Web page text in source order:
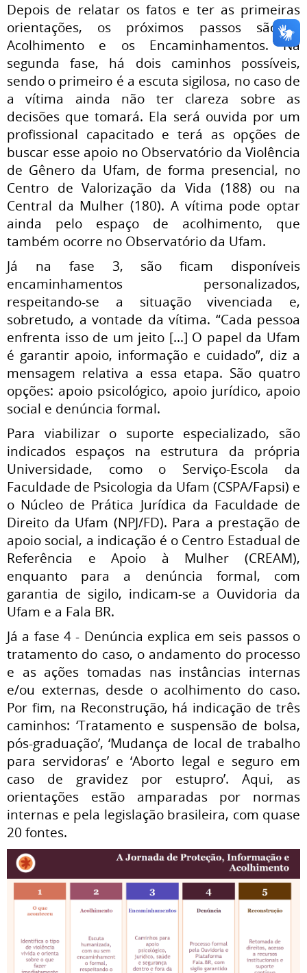
Depois de relatar os fatos e ter as primeiras
orientações, os próximos passos são o
Acolhimento e os Encaminhamentos. Na
segunda fase, há dois caminhos possíveis,
sendo o primeiro é a escuta sigilosa, no caso de
a vítima ainda não ter clareza sobre as
decisões que tomará. Ela será ouvida por um
profissional capacitado e terá as opções de
buscar esse apoio no Observatório da Violência
de Gênero da Ufam, de forma presencial, no
Centro de Valorização da Vida (188) ou na
Central da Mulher (180). A vítima pode optar
ainda pelo espaço de acolhimento, que
também ocorre no Observatório da Ufam.
Já na fase 3, são ficam disponíveis
encaminhamentos personalizados,
respeitando-se a situação vivenciada e,
sobretudo, a vontade da vítima. “Cada pessoa
enfrenta isso de um jeito [...] O papel da Ufam
é garantir apoio, informação e cuidado”, diz a
mensagem relativa a essa etapa. São quatro
opções: apoio psicológico, apoio jurídico, apoio
social e denúncia formal.
Para viabilizar o suporte especializado, são
indicados espaços na estrutura da própria
Universidade, como o Serviço-Escola da
Faculdade de Psicologia da Ufam (CSPA/Fapsi) e
o Núcleo de Prática Jurídica da Faculdade de
Direito da Ufam (NPJ/FD). Para a prestação de
apoio social, a indicação é o Centro Estadual de
Referência e Apoio à Mulher (CREAM),
enquanto para a denúncia formal, com
garantia de sigilo, indicam-se a Ouvidoria da
Ufam e a Fala BR.
Já a fase 4 - Denúncia explica em seis passos o
tratamento do caso, o andamento do processo
e as ações tomadas nas instâncias internas
e/ou externas, desde o acolhimento do caso.
Por fim, na Reconstrução, há indicação de três
caminhos: ‘Tratamento e suspensão de bolsa,
pós-graduação’, ‘Mudança de local de trabalho
para servidoras’ e ‘Aborto legal e seguro em
caso de gravidez por estupro’. Aqui, as
orientações estão amparadas por normas
internas e pela legislação brasileira, com quase
20 fontes.